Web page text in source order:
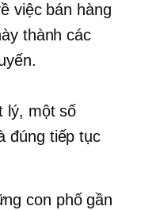
việc bán hàng
thành các
lý, một số
đúng tiếp tục
con phố gần